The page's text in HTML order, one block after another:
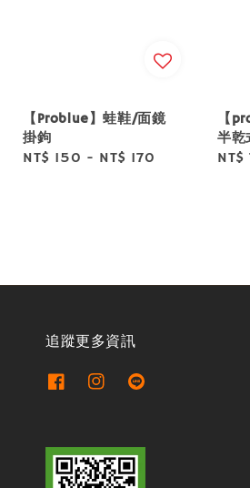
【Problue】蛙鞋/面鏡
掛鉤
Regular
NT$ 150 - NT$ 170
【
半乾
NT$
追蹤更多資訊